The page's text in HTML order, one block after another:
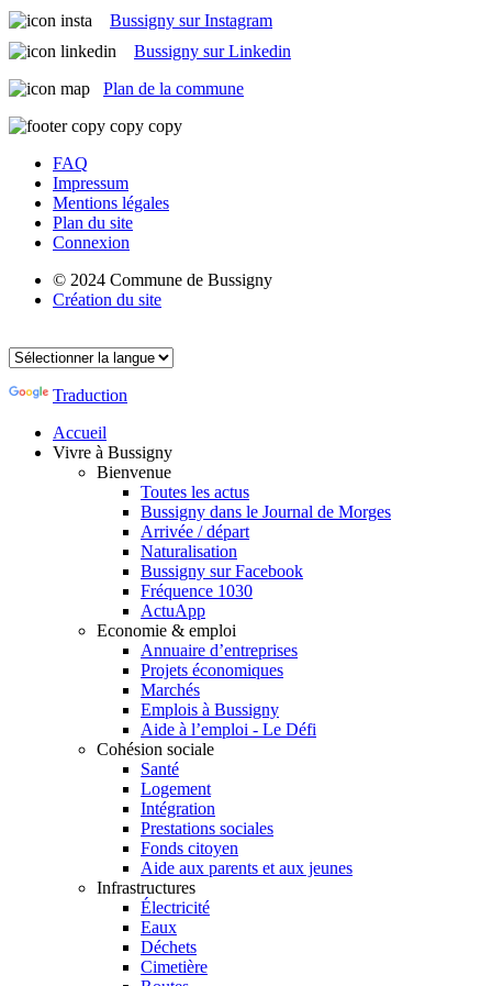
Bussigny sur Instagram
Bussigny sur Linkedin
Plan de la commune
FAQ
Impressum
Mentions légales
Plan du site
Connexion
© 2024 Commune de Bussigny
Création du site
Traduction
Accueil
Vivre à Bussigny
Bienvenue
Toutes les actus
Bussigny dans le Journal de Morges
Arrivée / départ
Naturalisation
Bussigny sur Facebook
Fréquence 1030
ActuApp
Economie & emploi
Annuaire d’entreprises
Projets économiques
Marchés
Emplois à Bussigny
Aide à l’emploi - Le Défi
Cohésion sociale
Santé
Logement
Intégration
Prestations sociales
Fonds citoyen
Aide aux parents et aux jeunes
Infrastructures
Électricité
Eaux
Déchets
Cimetière